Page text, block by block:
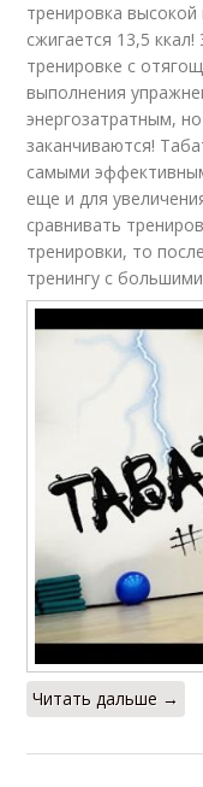
тренировка
сжигается 13,5
тренировке с
выполнения
энергозатратным,
заканчиваются!
самыми
еще и для
сравнивать
тренировки, то
тренингу с
Читать дальше →